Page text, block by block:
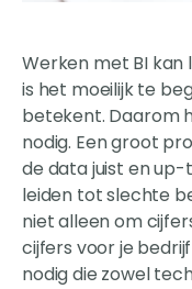
Werken met BI kan
is het moeilijk te
betekent. Daarom
nodig. Een groot
de data juist en
leiden tot slechte
niet alleen om
cijfers voor je
nodig die zowel